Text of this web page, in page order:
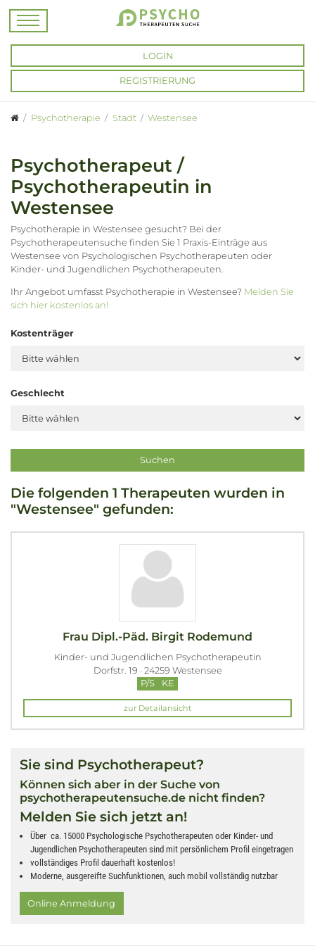
LOGIN
REGISTRIERUNG
Psychotherapie Stadt Westensee
Psychotherapeut /
Psychotherapeutin in
Westensee
Psychotherapie in Westensee gesucht? Bei der
Psychotherapeutensuche finden Sie 1 Praxis-Einträge aus
Westensee von Psychologischen Psychotherapeuten oder
Kinder- und Jugendlichen Psychotherapeuten.
Ihr Angebot umfasst Psychotherapie in Westensee? Melden Sie
sich hier kostenlos an!
Kostenträger
Geschlecht
Die folgenden 1 Therapeuten wurden in
"Westensee" gefunden:
Frau Dipl.-Päd. Birgit Rodemund
Kinder- und Jugendlichen Psychotherapeutin
Dorfstr. 19 · 24259 Westensee
P/S
KE
zur Detailansicht
Sie sind Psychotherapeut?
Können sich aber in der Suche von
psychotherapeutensuche.de nicht finden?
Melden Sie sich jetzt an!
Über ca. 15000 Psychologische Psychotherapeuten oder Kinder- und
Jugendlichen Psychotherapeuten sind mit persönlichem Profil eingetragen
vollständiges Profil dauerhaft kostenlos!
Moderne, ausgereifte Suchfunktionen, auch mobil vollständig nutzbar
Online Anmeldung